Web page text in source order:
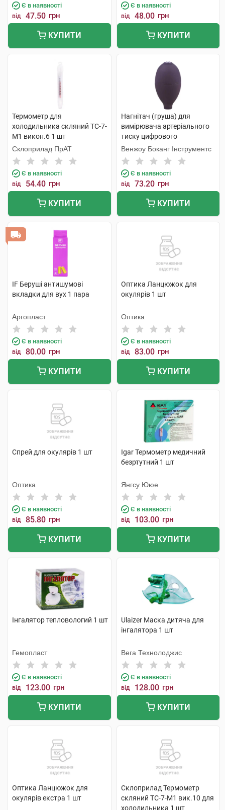
Є в наявності
від 47.50 грн
КУПИТИ
Є в наявності
від 48.00 грн
КУПИТИ
Термометр для
холодильника скляний ТС-7-
М1 викон.6 1 шт
Склоприлад ПрАТ
Є в наявності
від 54.40 грн
КУПИТИ
Нагнітач (груша) для
вимірювача артеріального
тиску цифрового
напівавтоматичного, колір
сірий 1 шт
Венжоу Боканг Інструментс
Є в наявності
від 73.20 грн
КУПИТИ
IF Беруші антишумові
вкладки для вух 1 пара
Аргопласт
Є в наявності
від 80.00 грн
КУПИТИ
Оптика Ланцюжок для
окулярів 1 шт
Оптика
Є в наявності
від 83.00 грн
КУПИТИ
Спрей для окулярів 1 шт
Оптика
Є в наявності
від 85.80 грн
КУПИТИ
Igar Термометр медичний
безртутний 1 шт
Янгсу Ююе
Є в наявності
від 103.00 грн
КУПИТИ
Інгалятор тепловологий 1 шт
Гемопласт
Є в наявності
від 123.00 грн
КУПИТИ
Ulaizer Маска дитяча для
інгалятора 1 шт
Вега Технолоджис
Є в наявності
від 128.00 грн
КУПИТИ
Оптика Ланцюжок для
окулярів екстра 1 шт
Склоприлад Термометр
скляний ТС-7-М1 вик.10 для
холодильника 1 шт